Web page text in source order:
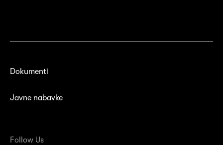
Dokumenti
Javne nabavke
Follow Us